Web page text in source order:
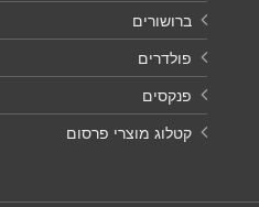
ברושורים
פולדרים
פנקסים
קטלוג מוצרי פרסום